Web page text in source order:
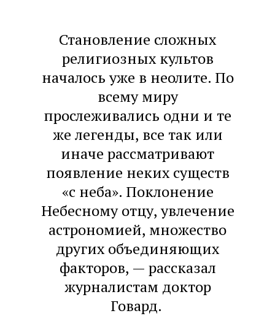
Становление сложных
религиозных культов
началось уже в неолите. По
всему миру
прослеживались одни и те
же легенды, все так или
иначе рассматривают
появление неких существ
«с неба». Поклонение
Небесному отцу, увлечение
астрономией, множество
других объединяющих
факторов, — рассказал
журналистам доктор
Говард.